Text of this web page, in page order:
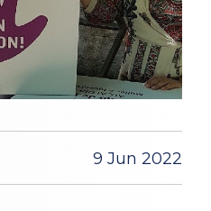
9 Jun 2022